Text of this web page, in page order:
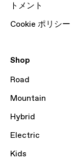
トメント
Cookie ポリシー
Shop
Road
Mountain
Hybrid
Electric
Kids